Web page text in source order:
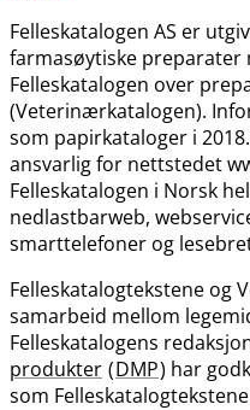
Felleskatalogen AS er
farmasøytiske preparater
Felleskatalogen over
(Veterinærkatalogen).
som papirkataloger i
ansvarlig for nettstedet
Felleskatalogen i Norsk
nedlastbarweb,
smarttelefoner og
Felleskatalogtekstene og
samarbeid mellom
Felleskatalogens
produkter (DMP) har
som